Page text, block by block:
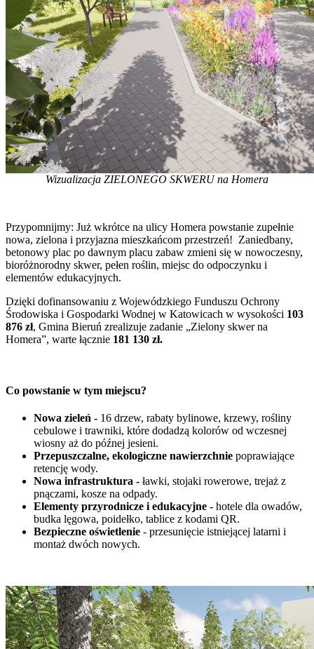
Wizualizacja ZIELONEGO SKWERU na Homera
Przypomnijmy: Już wkrótce na ulicy Homera powstanie zupełnie
nowa, zielona i przyjazna mieszkańcom przestrzeń! Zaniedbany,
betonowy plac po dawnym placu zabaw zmieni się w nowoczesny,
bioróżnorodny skwer, pełen roślin, miejsc do odpoczynku i
elementów edukacyjnych.
Dzięki dofinansowaniu z Wojewódzkiego Funduszu Ochrony
Środowiska i Gospodarki Wodnej w Katowicach w wysokości 103
876 zł, Gmina Bieruń zrealizuje zadanie „Zielony skwer na
Homera”, warte łącznie 181 130 zł.
Co powstanie w tym miejscu?
Nowa zieleń - 16 drzew, rabaty bylinowe, krzewy, rośliny
cebulowe i trawniki, które dodadzą kolorów od wczesnej
wiosny aż do późnej jesieni.
Przepuszczalne, ekologiczne nawierzchnie poprawiające
retencję wody.
Nowa infrastruktura - ławki, stojaki rowerowe, trejaż z
pnączami, kosze na odpady.
Elementy przyrodnicze i edukacyjne - hotele dla owadów,
budka lęgowa, poidełko, tablice z kodami QR.
Bezpieczne oświetlenie - przesunięcie istniejącej latarni i
montaż dwóch nowych.